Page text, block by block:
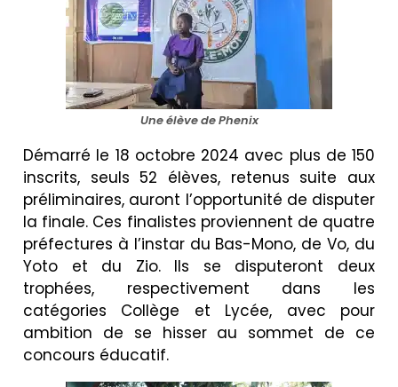
Une élève de Phenix
Démarré le 18 octobre 2024 avec plus de 150
inscrits, seuls 52 élèves, retenus suite aux
préliminaires, auront l’opportunité de disputer
la finale. Ces finalistes proviennent de quatre
préfectures à l’instar du Bas-Mono, de Vo, du
Yoto et du Zio. Ils se disputeront deux
trophées, respectivement dans les
catégories Collège et Lycée, avec pour
ambition de se hisser au sommet de ce
concours éducatif.